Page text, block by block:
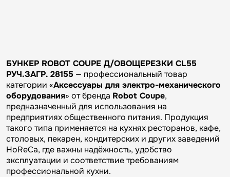
БУНКЕР ROBOT COUPE Д/ОВОЩЕРЕЗКИ CL55
РУЧ.ЗАГР. 28155 — профессиональный товар
категории «Аксессуары для электро-механического
оборудования» от бренда Robot Coupe,
предназначенный для использования на
предприятиях общественного питания. Продукция
такого типа применяется на кухнях ресторанов, кафе,
столовых, пекарен, кондитерских и других заведений
HoReCa, где важны надёжность, удобство
эксплуатации и соответствие требованиям
профессиональной кухни.